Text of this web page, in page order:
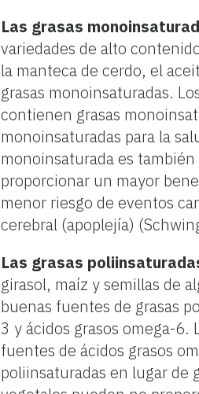
Las grasas
variedades de alto
la manteca de cerdo, el
grasas monoinsaturadas.
contienen grasas
monoinsaturadas para la
monoinsaturada es
proporcionar un mayor
menor riesgo de eventos
cerebral (apoplejía)
Las grasas
girasol, maíz y semillas de
buenas fuentes de grasas
3 y ácidos grasos omega-6.
fuentes de ácidos grasos
poliinsaturadas en lugar de